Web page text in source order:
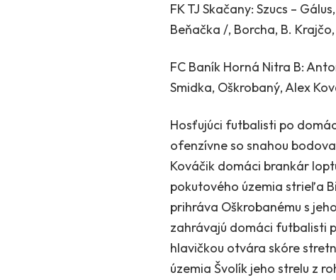
FK TJ Skačany: Szucs –
Beňačka /, Borcha, B.
FC Baník Horná Nitra B:
Smidka, Oškrobaný, Alex
Hosťujúci futbalisti po
ofenzívne so snahou
Kováčik domáci brankár
pokutového územia strieľa
prihráva Oškrobanému s
zahrávajú domáci futbalisti
hlavičkou otvára skóre
územia Švolík jeho strelu z